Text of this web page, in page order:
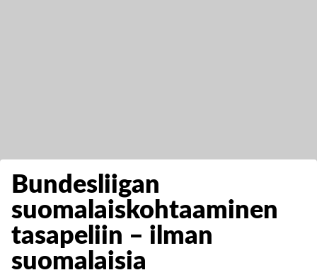
Bundesliigan
suomalaiskohtaaminen
tasapeliin – ilman
suomalaisia